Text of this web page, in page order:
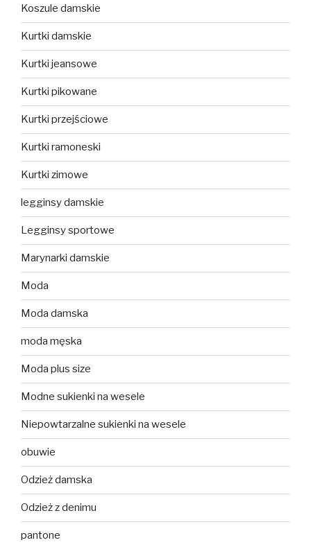
Koszule damskie
Kurtki damskie
Kurtki jeansowe
Kurtki pikowane
Kurtki przejściowe
Kurtki ramoneski
Kurtki zimowe
legginsy damskie
Legginsy sportowe
Marynarki damskie
Moda
Moda damska
moda męska
Moda plus size
Modne sukienki na wesele
Niepowtarzalne sukienki na wesele
obuwie
Odzież damska
Odzież z denimu
pantone